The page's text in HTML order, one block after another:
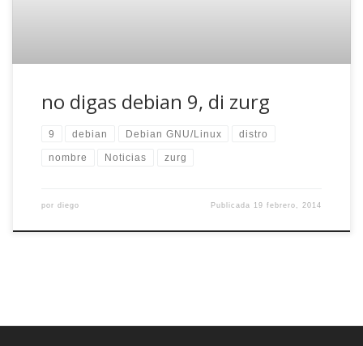
no digas debian 9, di zurg
9 debian Debian GNU/Linux distro
nombre Noticias zurg
por diego Publicada 19 febrero, 2014